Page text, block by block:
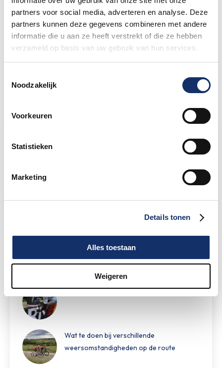
partners voor social media, adverteren en analyse. Deze
partners kunnen deze gegevens combineren met andere
informatie die u aan ze heeft verstrekt of die ze hebben
verzameld op basis van uw gebruik van hun services.
Noodzakelijk
Voorkeuren
Statistieken
Marketing
Details tonen
Alles toestaan
Weigeren
Nieuw betaalsysteem op het
festivalterrein
Sportograf is er weer bij om jouw mooiste
Maar liefst €88.049,- opgehaald voor het
Speciale damestoiletten van Fons Bikes
tijdens Obvion Limburgs Mooiste
Hoe bereid je je voor op warm fietsweer?
Wat te doen bij verschillende
weersomstandigheden op de route